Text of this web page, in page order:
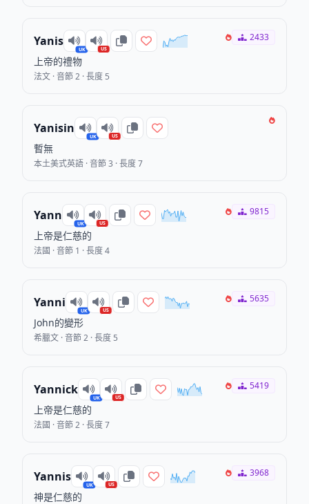
Yanis
UK US
上帝的禮物
法文 · 音節 2 · 長度 5
2433
Yanisin
UK US
暫無
本土美式英語 · 音節 3 · 長度 7
Yann
UK US
上帝是仁慈的
法國 · 音節 1 · 長度 4
9815
Yanni
UK US
John的變形
希臘文 · 音節 2 · 長度 5
5635
Yannick
UK US
上帝是仁慈的
法國 · 音節 2 · 長度 7
5419
Yannis
UK US
神是仁慈的
3968